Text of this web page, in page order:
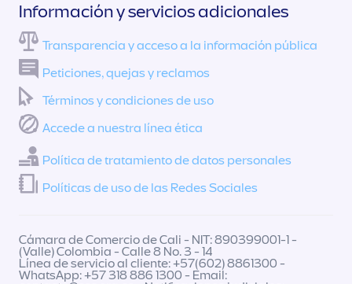
Información y servicios adicionales
Transparencia y acceso a la información pública
Peticiones, quejas y reclamos
Términos y condiciones de uso
Accede a nuestra línea ética
Política de tratamiento de datos personales
Políticas de uso de las Redes Sociales
Cámara de Comercio de Cali - NIT: 890399001-1 -
(Valle) Colombia - Calle 8 No. 3 - 14
Línea de servicio al cliente: +57(602) 8861300 -
WhatsApp: +57 318 886 1300 - Email: